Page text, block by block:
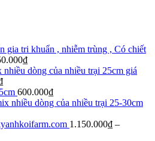
gia tri khuẩn , nhiễm trùng , Có chiết
₫
dòng của nhiều trại 25cm giá
600.000₫
nhiều dòng của nhiều trại 25-30cm
1.150.000₫ –